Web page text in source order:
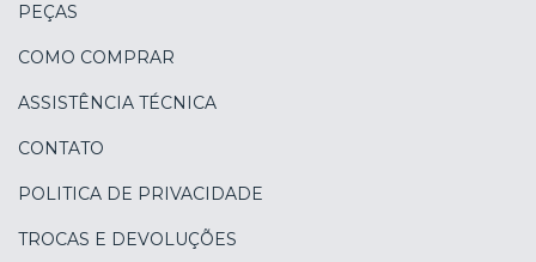
PEÇAS
COMO COMPRAR
ASSISTÊNCIA TÉCNICA
CONTATO
POLITICA DE PRIVACIDADE
TROCAS E DEVOLUÇÕES